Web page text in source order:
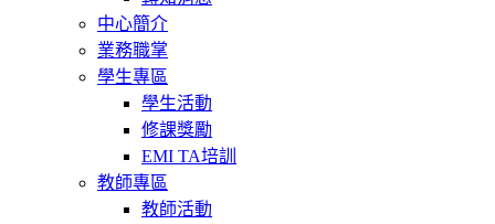
中心簡介
業務職掌
學生專區
學生活動
修課獎勵
EMI TA培訓
教師專區
教師活動